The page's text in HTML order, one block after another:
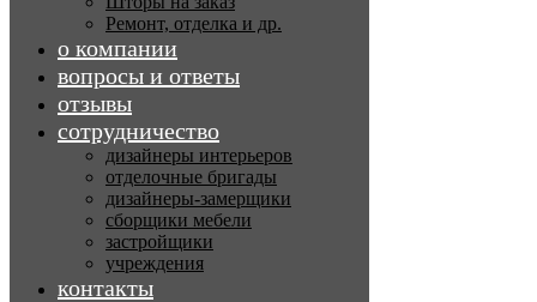
Ремонт, отделка и др.
о компании
вопросы и ответы
отзывы
сотрудничество
дизайнеры интерьеров
отделочные бригады
дизайнеры-замерщики
сборщики мебели
застройщики
учреждения
контакты